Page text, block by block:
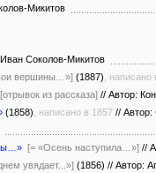
Микитов
Соколов-Микитов
вершины…»] (1887) , написано
[отрывок из рассказа] // Автор:
(1858) , написано в 1857 // Автор:
[= «Осень наступила…»] //
увядает...»] (1856) // Автор: